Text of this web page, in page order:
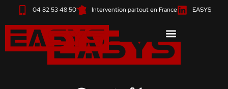
contenu
04 82 53 48 50 Intervention partout en France EASYS